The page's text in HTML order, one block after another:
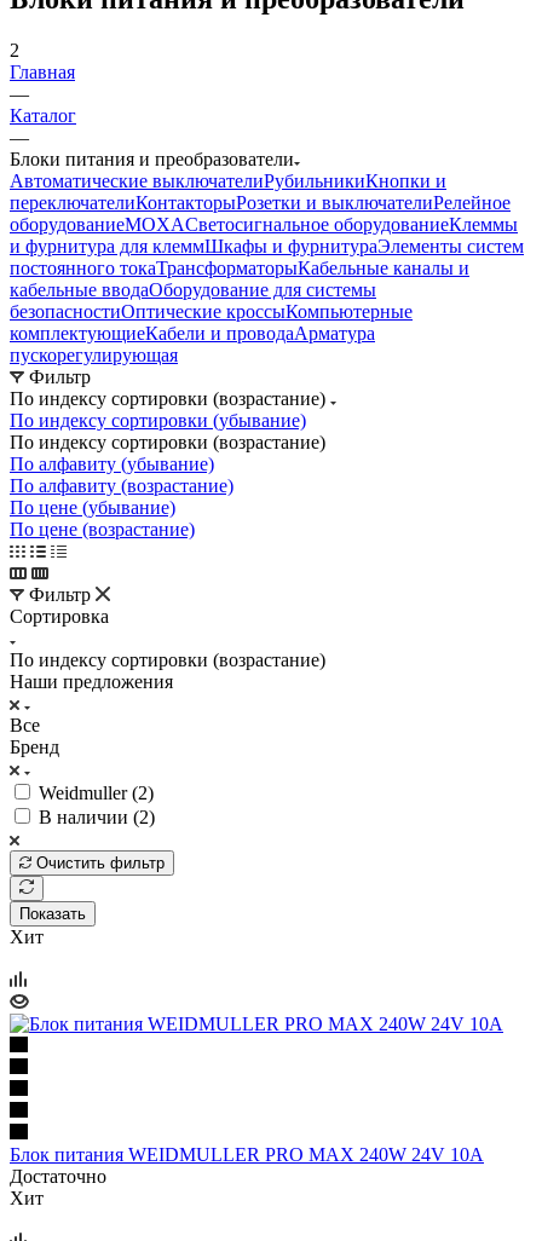
2
Главная
—
Каталог
—
Блоки питания и преобразователи
Автоматические выключателиРубильникиКнопки и
переключателиКонтакторыРозетки и выключателиРелейное
оборудованиеMOXAСветосигнальное оборудованиеКлеммы
и фурнитура для клеммШкафы и фурнитураЭлементы систем
постоянного токаТрансформаторыКабельные каналы и
кабельные вводаОборудование для системы
безопасностиОптические кроссыКомпьютерные
комплектующиеКабели и проводаАрматура
пускорегулирующая
Фильтр
По индексу сортировки (возрастание)
По индексу сортировки (убывание)
По индексу сортировки (возрастание)
По алфавиту (убывание)
По алфавиту (возрастание)
По цене (убывание)
По цене (возрастание)
Фильтр
Сортировка
По индексу сортировки (возрастание)
Наши предложения
Все
Бренд
Weidmuller (2)
В наличии (2)
Очистить фильтр
Показать
Хит
Блок питания WEIDMULLER PRO MAX 240W 24V 10A
Достаточно
Хит